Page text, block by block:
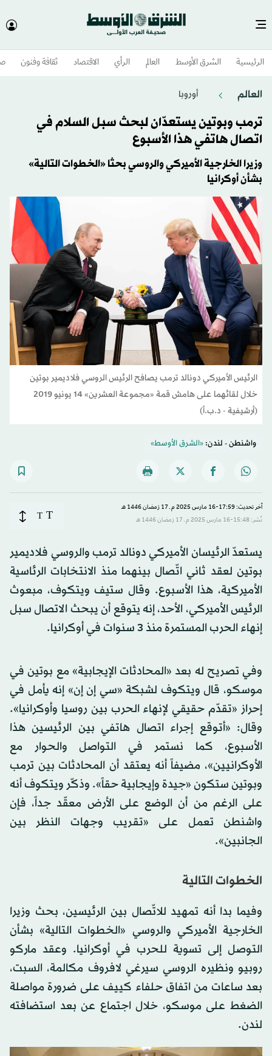
الرئيسية الشرق الأوسط​ العالم الرأي الاقتصاد ثقافة وفنون
العالم أوروبا
ترمب وبوتين يستعدّان لبحث سبل السلام في
اتصال هاتفي هذا الأسبوع
وزيرا الخارجية الأميركي والروسي بحثا «الخطوات التالية»
بشأن أوكرانيا
الرئيس الأميركي دونالد ترمب يصافح الرئيس الروسي فلاديمير بوتين
خلال لقائهما على هامش قمة «مجموعة العشرين» 14 يونيو 2019
(أرشيفية - د.ب.أ)
واشنطن - لندن:«الشرق الأوسط»
آخر تحديث: 17:59-16 مارس 2025 م ـ 17 رَمضان 1446 هـ
نُشر: 15:48-16 مارس 2025 م ـ 17 رَمضان 1446 هـ
T
T
يستعدّ الرئيسان الأميركي دونالد ترمب والروسي فلاديمير
بوتين لعقد ثاني اتّصال بينهما منذ الانتخابات الرئاسية
الأميركية، هذا الأسبوع. وقال ستيف ويتكوف، مبعوث
الرئيس الأميركي، الأحد، إنه يتوقع أن يبحث الاتصال سبل
إنهاء الحرب المستمرة منذ 3 سنوات في أوكرانيا.
وفي تصريح له بعد «المحادثات الإيجابية» مع بوتين في
موسكو، قال ويتكوف لشبكة «سي إن إن» إنه يأمل في
إحراز «تقدّم حقيقي لإنهاء الحرب بين روسيا وأوكرانيا».
وقال: «أتوقع إجراء اتصال هاتفي بين الرئيسين هذا
الأسبوع، كما نستمر في التواصل والحوار مع
الأوكرانيين»، مضيفاً أنه يعتقد أن المحادثات بين ترمب
وبوتين ستكون «جيدة وإيجابية حقاً». وذكّر ويتكوف أنه
على الرغم من أن الوضع على الأرض معقّد جداً، فإن
واشنطن تعمل على «تقريب وجهات النظر بين
الجانبين».
الخطوات التالية
وفيما بدا أنه تمهيد للاتّصال بين الرئيسين، بحث وزيرا
الخارجية الأميركي والروسي «الخطوات التالية» بشأن
التوصل إلى تسوية للحرب في أوكرانيا. وعقد ماركو
روبيو ونظيره الروسي سيرغي لافروف مكالمة، السبت،
بعد ساعات من اتفاق حلفاء كييف على ضرورة مواصلة
الضغط على موسكو، خلال اجتماع عن بعد استضافته
لندن.